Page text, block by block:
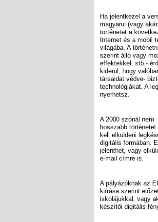
Ha jelentkezel a
magyarul (vagy
történetet a
Internet és a mobil
világába. A
szerint álló vagy
effektekkel, stb.-
kiderül, hogy
társaidat védve-
technológiákat. A
nyerhetsz.
A 2000 szónál nem
hosszabb
kell elküldeni
digitális formában.
jelenthet, vagy
e-mail címre is.
A pályázóknak az
kiírása szerint
iskolájukkal, vagy
készítői digitális